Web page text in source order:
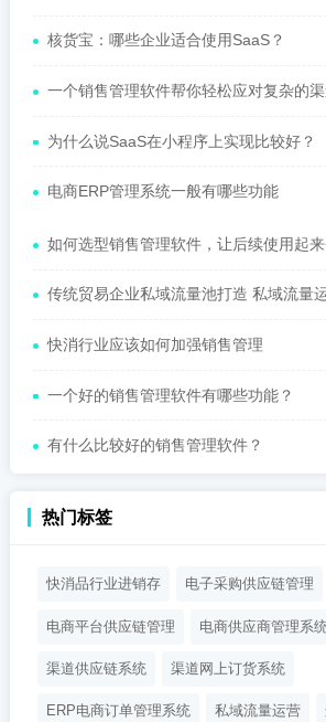
核货宝：哪些企业适合使用SaaS？
一个销售管理软件帮你轻松应对复杂的
为什么说SaaS在小程序上实现比较好？
电商ERP管理系统一般有哪些功能
如何选型销售管理软件，让后续使用起
传统贸易企业私域流量池打造 私域流量
快消行业应该如何加强销售管理
一个好的销售管理软件有哪些功能？
有什么比较好的销售管理软件？
热门标签
快消品行业进销存 电子采购供应链管理
电商平台供应链管理 电商供应商管理系统
渠道供应链系统 渠道网上订货系统
ERP电商订单管理系统 私域流量运营